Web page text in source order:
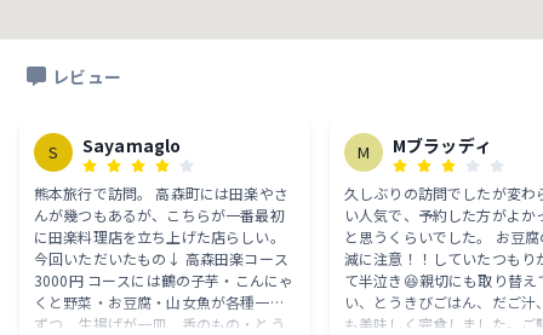
レビュー
S Sayamaglo
熊本旅行で訪問。 高森町には田楽やさ
んが幾つもあるが、こちらが一番最初
に田楽料理店を立ち上げた店らしい。
今回いただいたもの↓ 高森田楽コース
3000円 コースには鶴の子芋・こんにゃ
くと野菜・お豆腐・山女魚が各種一本
ずつ、生揚げが一皿、香のもの・とう
M Mブラッディ
久しぶりの訪問でしたが変わ
い人気で、予約した方がよか
と思うくらいでした。 お豆
減に注意！！していたつもり
て半泣き😆親切にも取り替え
い、とうきびごはん、だご汁
も美味しく完食しました。ご